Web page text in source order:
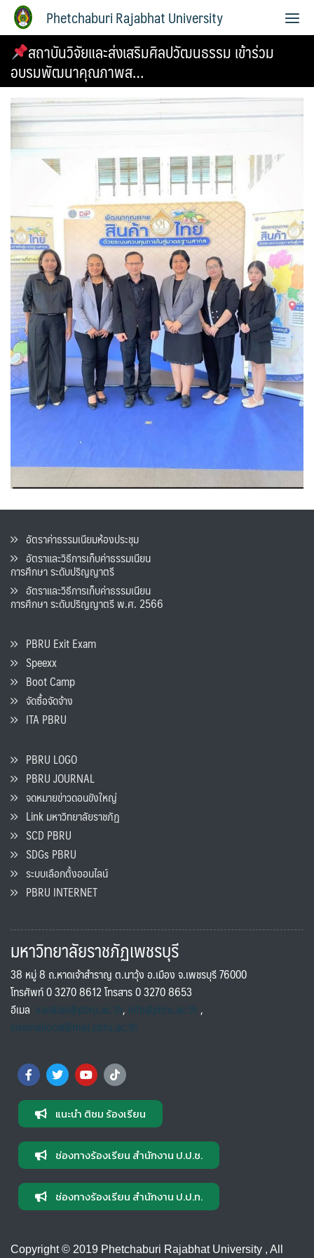
Phetchaburi Rajabhat University
สถาบันวิจัยและส่งเสริมศิลปวัฒนธรรม เข้าร่วม
อบรมพัฒนาคุณภาพส…
อัตราค่าธรรมเนียมห้องประชุม
อัตราและวิธีการเก็บค่าธรรมเนียน
การศึกษา ระดับปริญญาตรี
อัตราและวิธีการเก็บค่าธรรมเนียน
การศึกษา ระดับปริญญาตรี พ.ศ. 2566
PBRU Exit Exam
Speexx
Boot Camp
จัดซื้อจัดจ้าง
ITA PBRU
PBRU LOGO
PBRU JOURNAL
จดหมายข่าวดอนขังใหญ่
Link มหาวิทยาลัยราชภัฏ
SCD PBRU
SDGs PBRU
ระบบเลือกตั้งออนไลน์
PBRU INTERNET
มหาวิทยาลัยราชภัฏเพชรบุรี
38 หมู่ 8 ถ.หาดเจ้าสำราญ ต.นาวุ้ง อ.เมือง จ.เพชรบุรี 76000
โทรศัพท์ 0 3270 8612 โทรสาร 0 3270 8653
อีเมล saraban@pbru.ac.th, info@pbru.ac.th,
international@mail.pbru.ac.th
แนะนำ ติชม ร้องเรียน
ช่องทางร้องเรียน สำนักงาน ป.ป.ช.
ช่องทางร้องเรียน สำนักงาน ป.ป.ท.
Copyright © 2019 Phetchaburi Rajabhat University , All